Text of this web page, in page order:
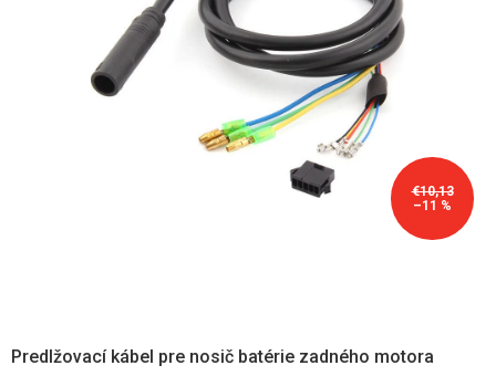
€10,13
–11 %
Predlžovací kábel pre nosič batérie zadného motora